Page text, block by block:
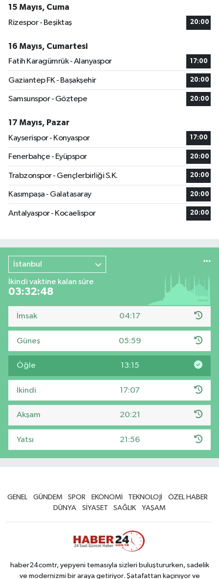
15 Mayıs, Cuma
Rizespor - Beşiktaş
20:00
16 Mayıs, Cumartesi
Fatih Karagümrük - Alanyaspor
17:00
Gaziantep FK - Başakşehir 20:00
Samsunspor - Göztepe 20:00
17 Mayıs, Pazar
Kayserispor - Konyaspor
17:00
Fenerbahçe - Eyüpspor 20:00
Trabzonspor - Gençlerbirliği S.K. 20:00
Kasımpaşa - Galatasaray 20:00
Antalyaspor - Kocaelispor 20:00
İstanbul
İkindi vaktine kalan süre
03:32:47
İmsak 04:17
Güneş 05:59
Öğle 13:15
İkindi 17:07
Akşam 20:21
Yatsı 21:56
GENEL GÜNDEM SPOR EKONOMİ TEKNOLOJİ
ÖZEL HABER
DÜNYA
SİYASET SAĞLIK YAŞAM
haber24comtr, yepyeni temasıyla sizleri buluştururken, sadelik
ve modernizmi bir araya getiriyor. Şatafattan kaçınıyor ve